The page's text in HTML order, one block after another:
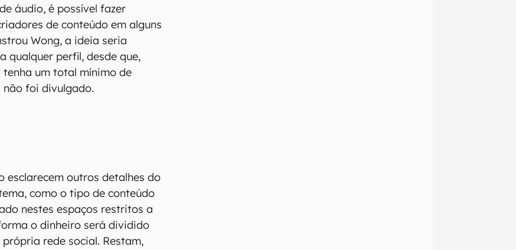
áudio, é possível fazer
de conteúdo em alguns
Wong, a ideia seria
qualquer perfil, desde que,
tenha um total mínimo de
não foi divulgado.
esclarecem outros detalhes do
como o tipo de conteúdo
nestes espaços restritos a
o dinheiro será dividido
rede social. Restam,